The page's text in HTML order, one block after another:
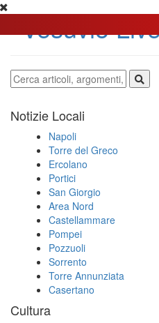
Notizie Locali
Napoli
Torre del Greco
Ercolano
Portici
San Giorgio
Area Nord
Castellammare
Pompei
Pozzuoli
Sorrento
Torre Annunziata
Casertano
Cultura